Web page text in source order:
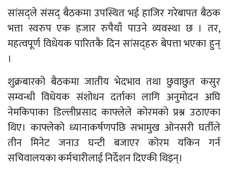
सांसद्ले संसद् बैठकमा उपस्थित भई हाजिर गरेबापत बैठक
भत्ता स्वरुप एक हजार रुपैयाँ पाउने व्यवस्था छ । तर,
महत्वपूर्ण विधेयक पारितकै दिन सांसद्हरु बेपत्ता भएका हुन्
।
शुक्रबारको बैठकमा जातीय भेदभाव तथा छुवाछुत कसुर
सम्वन्धी विधेयक संशोधन दर्ताका लागि अनुमोदन अघि
नेमकिपाका डिल्लीप्रसाद काफ्लेले कोरमको प्रश्न उठाएका
थिए। काफ्लेको ध्यानाकर्षणपछि सभामुख ओनसरी घर्तीले
तीन मिनेट जनाउ घन्टी बजाएर कोरम यकिन गर्न
सचिवालयका कर्मचारीलाई निर्देशन दिएकी थिइन्।